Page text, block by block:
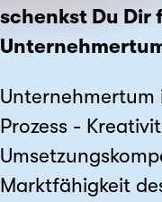
schenkst Du Dir
Prozess -
Marktfähigkeit